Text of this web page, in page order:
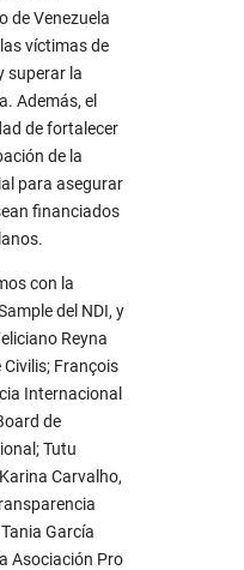
de Venezuela
víctimas de
superar la
Además, el
de fortalecer
de la
para asegurar
financiados
con la
del NDI, y
Reyna
François
Internacional
de
Tutu
Carvalho,
García
Asociación Pro